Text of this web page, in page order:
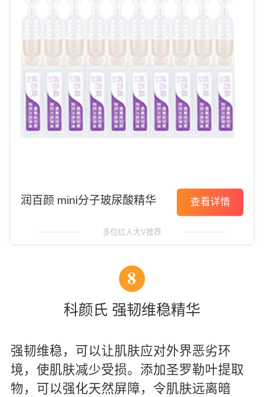
润百颜 mini分子玻尿酸精华 查看详情
多位红人大V推荐
8
科颜氏 强韧维稳精华
强韧维稳，可以让肌肤应对外界恶劣环
境，使肌肤减少受损。添加圣罗勒叶提取
物，可以强化天然屏障，令肌肤远离暗